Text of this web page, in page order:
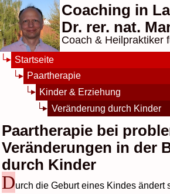
Coaching in
Dr. rer. nat.
Coach & Heilpraktiker
Startseite
Paartherapie
Kinder & Erziehung
Veränderung durch Kinder
Paartherapie bei
Veränderungen in der
durch Kinder
Durch die Geburt eines Kindes ändert